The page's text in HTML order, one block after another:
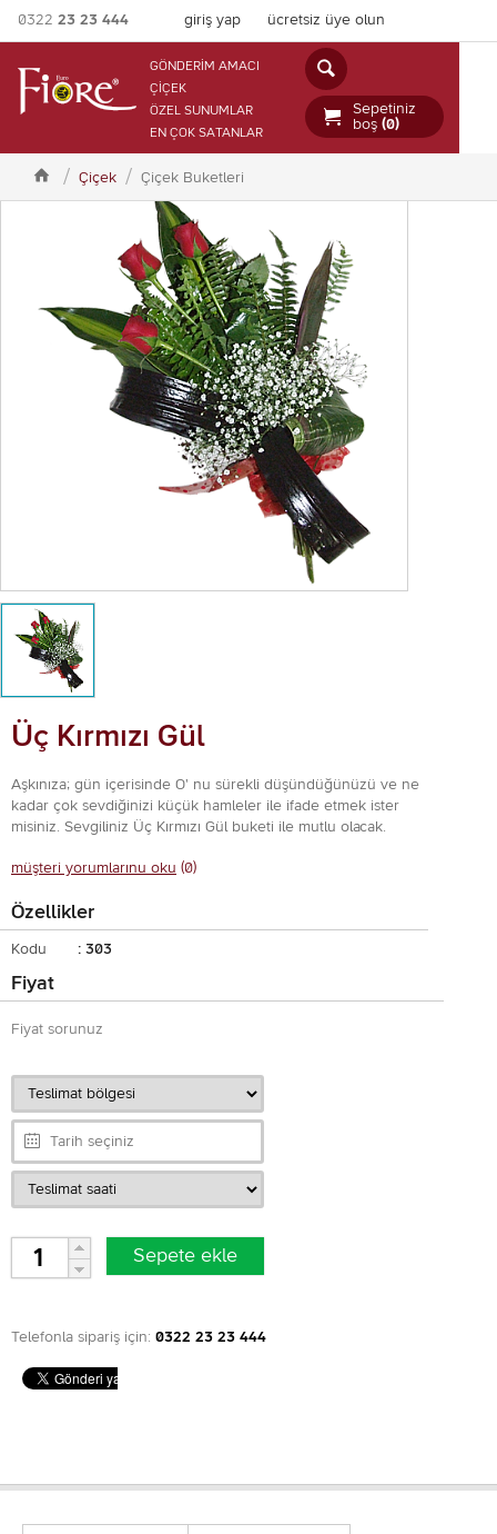
0322 23 23 444 giriş yap ücretsiz üye olun
GÖNDERİM AMACI
ÇİÇEK
ÖZEL SUNUMLAR
EN ÇOK SATANLAR


Sepetiniz
boş (0)
 Çiçek Çiçek Buketleri
Üç Kırmızı Gül
Aşkınıza; gün içerisinde O' nu sürekli düşündüğünüzü ve ne
kadar çok sevdiğinizi küçük hamleler ile ifade etmek ister
misiniz. Sevgiliniz Üç Kırmızı Gül buketi ile mutlu olacak.
müşteri yorumlarınu oku (0)
Özellikler
Kodu : 303
Fiyat
Fiyat sorunuz
Telefonla sipariş için: 0322 23 23 444